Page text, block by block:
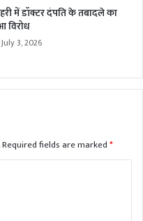
में डॉक्टर दंपति के तबादले का
विरोध
July 3, 2026
Required fields are marked*